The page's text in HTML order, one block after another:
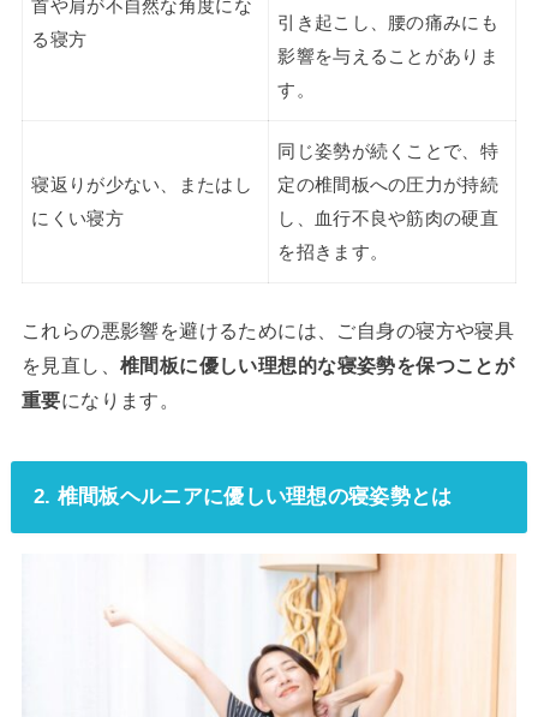
首や肩が不自然な角度にな
る寝方
引き起こし、腰の痛みにも
影響を与えることがありま
す。
寝返りが少ない、またはし
にくい寝方
同じ姿勢が続くことで、特
定の椎間板への圧力が持続
し、血行不良や筋肉の硬直
を招きます。
これらの悪影響を避けるためには、ご自身の寝方や寝具
を見直し、 椎間板に優しい理想的な寝姿勢を保つことが
重要になります。
2. 椎間板ヘルニアに優しい理想の寝姿勢とは